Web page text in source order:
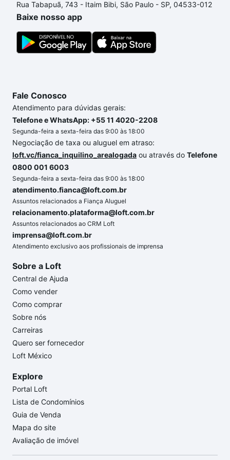
envolvidos no processo de compra, veja em nosso
portal quanto custa comprar um apartamento
conte com a gente para comprar o imóvel dos seus
sonhos com segurança e conforto. Loft, com você
Rua Tabapuã, 743 - Itaim Bibi, São Paulo - SP, 04533-012
Baixe nosso app
Fale Conosco
Atendimento para dúvidas gerais:
Telefone e WhatsApp: +55 11 4020-2208
Segunda-feira a sexta-feira das 9:00 às 18:00
Negociação de taxa ou aluguel em atraso:
loft.vc/fianca_inquilino_arealogada ou através do Telefone
0800 001 6003
Segunda-feira a sexta-feira das 9:00 às 18:00
atendimento.fianca@loft.com.br
Assuntos relacionados a Fiança Aluguel
relacionamento.plataforma@loft.com.br
Assuntos relacionados ao CRM Loft
imprensa@loft.com.br
Atendimento exclusivo aos profissionais de imprensa
Sobre a Loft
Central de Ajuda
Como vender
Como comprar
Sobre nós
Carreiras
Quero ser fornecedor
Loft México
Explore
Portal Loft
Lista de Condomínios
Guia de Venda
Mapa do site
Avaliação de imóvel